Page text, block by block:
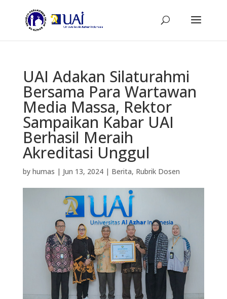
UAI Adakan Silaturahmi
Bersama Para Wartawan
Media Massa, Rektor
Sampaikan Kabar UAI
Berhasil Meraih
Akreditasi Unggul
by humas | Jun 13, 2024| Berita, Rubrik Dosen